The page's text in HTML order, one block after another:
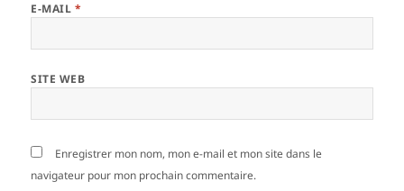
E-MAIL *
SITE WEB
Enregistrer mon nom, mon e-mail et mon site dans le
navigateur pour mon prochain commentaire.